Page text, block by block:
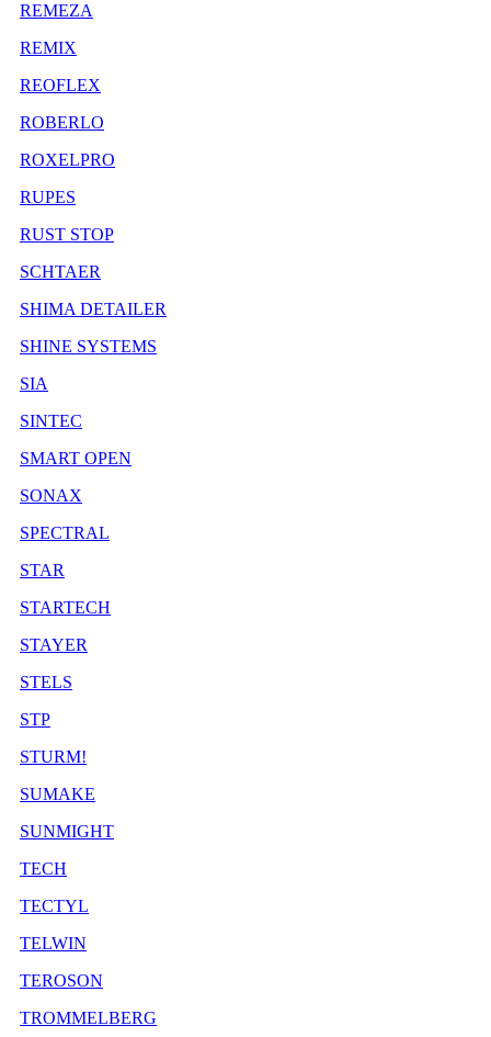
REMEZA
REMIX
REOFLEX
ROBERLO
ROXELPRO
RUPES
RUST STOP
SCHTAER
SHIMA DETAILER
SHINE SYSTEMS
SIA
SINTEC
SMART OPEN
SONAX
SPECTRAL
STAR
STARTECH
STAYER
STELS
STP
STURM!
SUMAKE
SUNMIGHT
TECH
TECTYL
TELWIN
TEROSON
TROMMELBERG